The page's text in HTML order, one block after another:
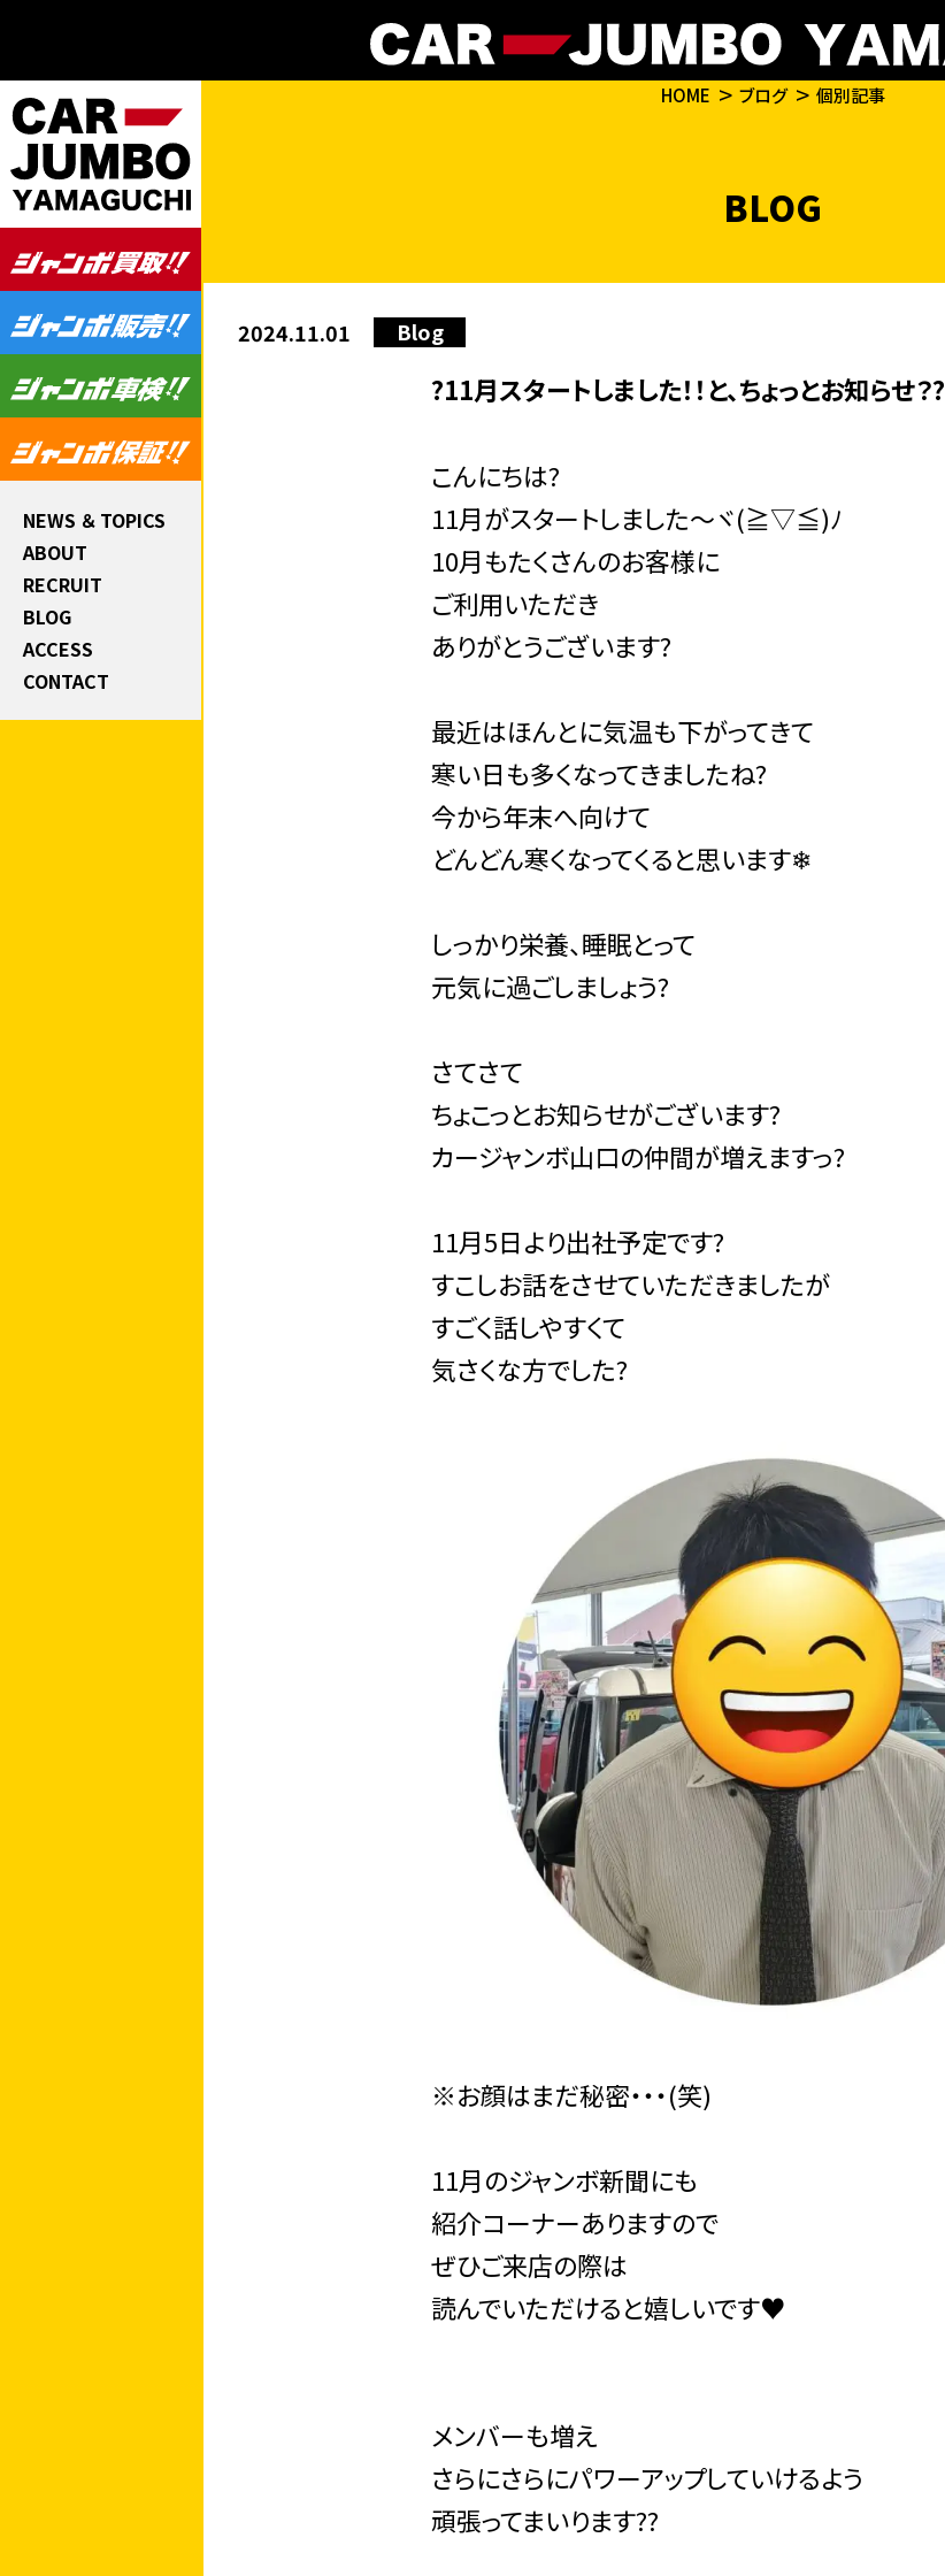
NEWS ＆ TOPICS
ABOUT
RECRUIT
BLOG
ACCESS
CONTACT
HOME ブログ 個別記事
BLOG
2024.11.01 Blog
?11月スタートしました！！と、ちょっとお知らせ？?
こんにちは?
11月がスタートしました～ヾ(≧▽≦)ﾉ
10月もたくさんのお客様に
ご利用いただき
ありがとうございます?
最近はほんとに気温も下がってきて
寒い日も多くなってきましたね?
今から年末へ向けて
どんどん寒くなってくると思います❄
しっかり栄養、睡眠とって
元気に過ごしましょう?
さてさて
ちょこっとお知らせがございます?
カージャンボ山口の仲間が増えますっ?
11月5日より出社予定です?
すこしお話をさせていただきましたが
すごく話しやすくて
気さくな方でした?
※お顔はまだ秘密・・・(笑)
11月のジャンボ新聞にも
紹介コーナーありますので
ぜひご来店の際は
読んでいただけると嬉しいです♥
メンバーも増え
さらにさらにパワーアップしていけるよう
頑張ってまいります??